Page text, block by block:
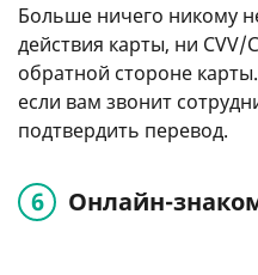
Больше ничего никому
действия карты, ни
обратной стороне
если вам звонит
подтвердить перевод.
Онлайн-